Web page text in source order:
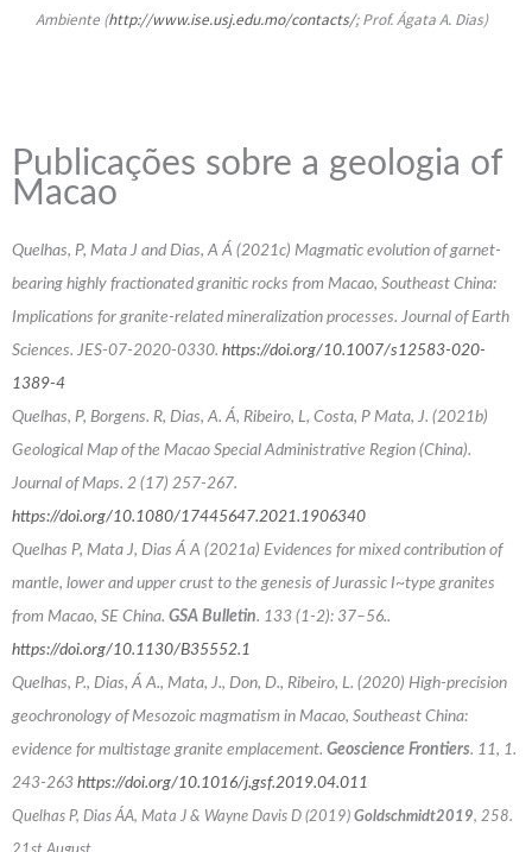
Ambiente (http://www.ise.usj.edu.mo/contacts/; Prof. Ágata A. Dias)
Publicações sobre a geologia of
Macao
Quelhas, P, Mata J and Dias, A Á (2021c) Magmatic evolution of garnet-
bearing highly fractionated granitic rocks from Macao, Southeast China:
Implications for granite-related mineralization processes. Journal of Earth
Sciences. JES-07-2020-0330. https://doi.org/10.1007/s12583-020-
1389-4
Quelhas, P, Borgens. R, Dias, A. Á, Ribeiro, L, Costa, P Mata, J. (2021b)
Geological Map of the Macao Special Administrative Region (China).
Journal of Maps. 2 (17) 257-267.
https://doi.org/10.1080/17445647.2021.1906340
Quelhas P, Mata J, Dias Á A (2021a) Evidences for mixed contribution of
mantle, lower and upper crust to the genesis of Jurassic I~type granites
from Macao, SE China. GSA Bulletin. 133 (1-2): 37–56..
https://doi.org/10.1130/B35552.1
Quelhas, P., Dias, Á A., Mata, J., Don, D., Ribeiro, L. (2020) High-precision
geochronology of Mesozoic magmatism in Macao, Southeast China:
evidence for multistage granite emplacement. Geoscience Frontiers. 11, 1.
243-263 https://doi.org/10.1016/j.gsf.2019.04.011
Quelhas P, Dias ÁA, Mata J & Wayne Davis D (2019) Goldschmidt2019, 258.